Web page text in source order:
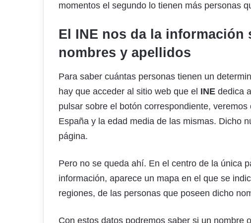
momentos el segundo lo tienen más personas
El INE nos da la información
nombres y apellidos
Para saber cuántas personas tienen un
hay que acceder al sitio web que el INE dedica
pulsar sobre el botón correspondiente,
España y la edad media de las mismas. Dicho
página.
Pero no se queda ahí. En el centro de la única
información, aparece un mapa en el que se
regiones, de las personas que poseen dicho
Con estos datos podremos saber si un nombre